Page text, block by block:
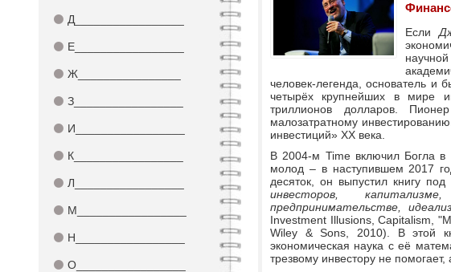
⚫ Д_________________
⚫ Е_________________
⚫ Ж________________
⚫ З_________________
⚫ И_________________
⚫ К_________________
⚫ Л_________________
⚫ М_________________
⚫ Н_________________
⚫ О_________________
Если
человек-легенда, основатель и
четырёх крупнейших в мире
триллионов долларов.
малозатратному
инвестиций» ХХ века.
В 2004-м Time включил Богла
молод – в наступившем 2017
десяток, он выпустил книгу
инвесторов,
предпринимательстве,
Investment Illusions, Capitalism,
Wiley & Sons, 2010). В этой
экономическая наука с её
трезвому инвестору не помогает,